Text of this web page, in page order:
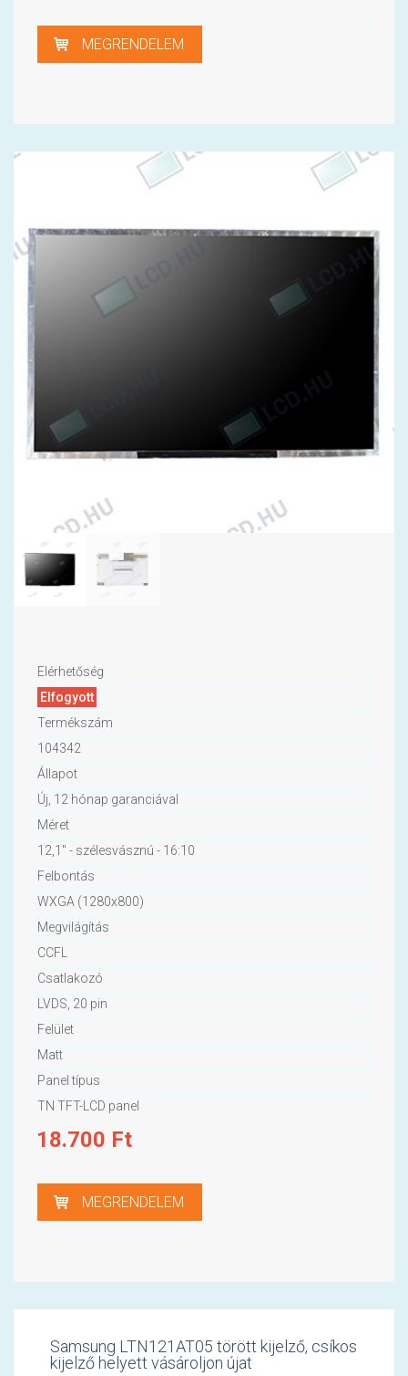
MEGRENDELEM
Elérhetőség
Elfogyott
Termékszám
104342
Állapot
Új, 12 hónap garanciával
Méret
12,1" - szélesvásznú - 16:10
Felbontás
WXGA (1280x800)
Megvilágítás
CCFL
Csatlakozó
LVDS, 20 pin
Felület
Matt
Panel típus
TN TFT-LCD panel
18.700 Ft
MEGRENDELEM
Samsung LTN121AT05 törött kijelző, csíkos
kijelző helyett vásároljon újat